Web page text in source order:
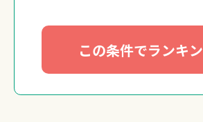
この条件でランキ